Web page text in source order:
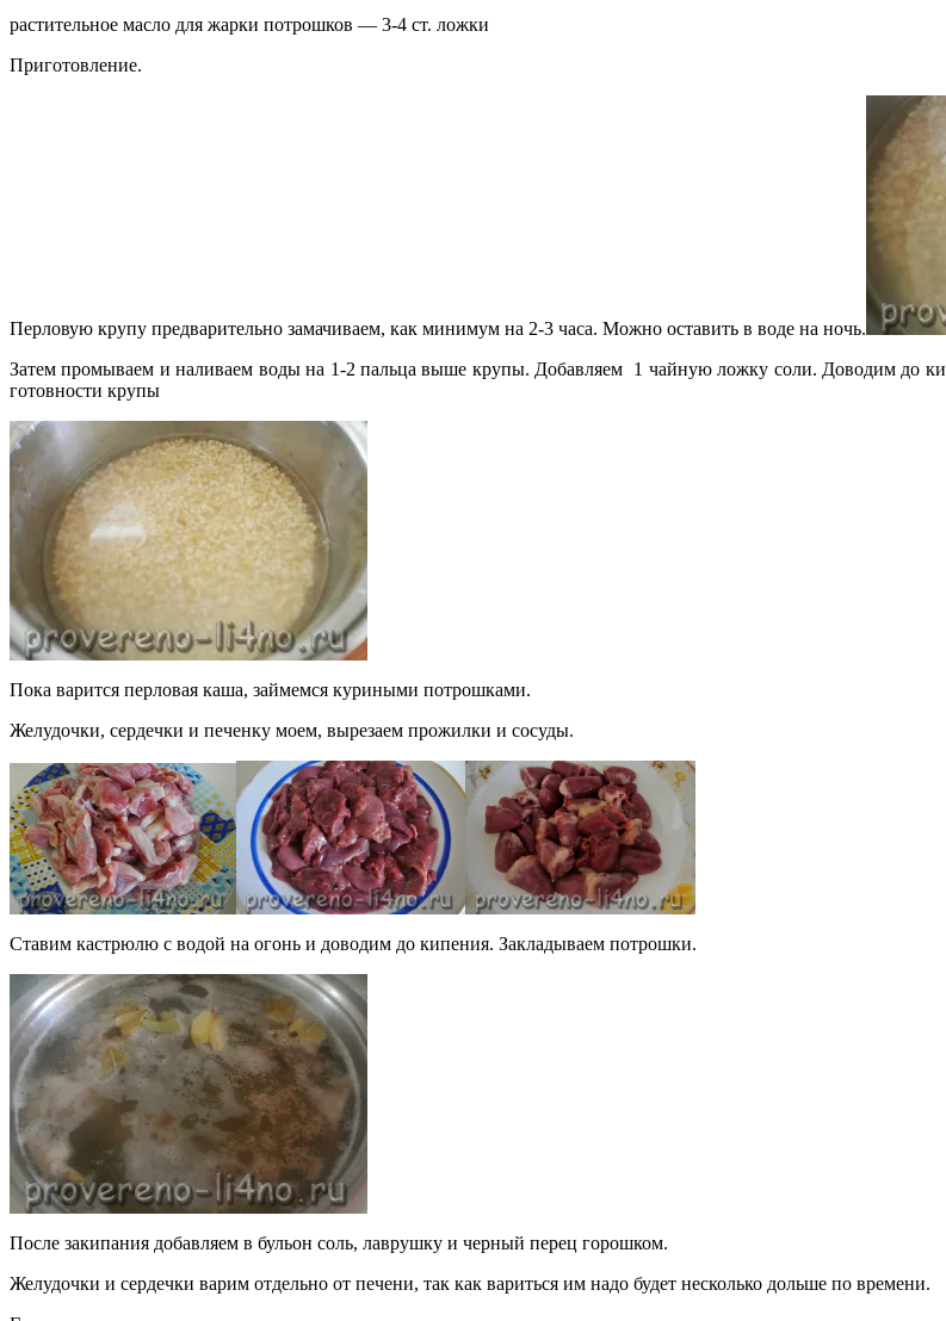
растительное масло для жарки потрошков — 3-4 ст. ложки
Приготовление.
Перловую крупу предварительно замачиваем, как минимум на 2-3 часа. Можно оставить в воде на ночь.
Затем промываем и наливаем воды на 1-2 пальца выше крупы. Добавляем 1 чайную ложку соли. Доводим до
готовности крупы
Пока варится перловая каша, займемся куриными потрошками.
Желудочки, сердечки и печенку моем, вырезаем прожилки и сосуды.
Ставим кастрюлю с водой на огонь и доводим до кипения. Закладываем потрошки.
После закипания добавляем в бульон соль, лаврушку и черный перец горошком.
Желудочки и сердечки варим отдельно от печени, так как вариться им надо будет несколько дольше по времени.